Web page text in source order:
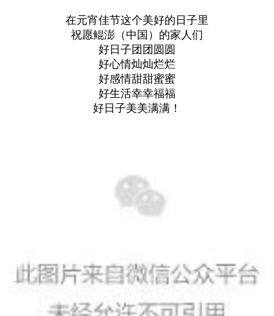
在元宵佳节这个美好的日子里
祝愿鲲澎（中国）的家人们
好日子团团圆圆
好心情灿灿烂烂
好感情甜甜蜜蜜
好生活幸幸福福
好日子美美满满！